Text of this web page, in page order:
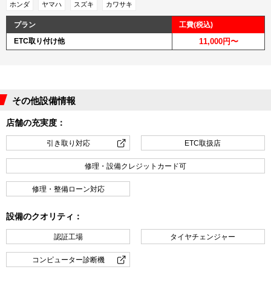
ホンダ ヤマハ スズキ カワサキ
プラン
工費(税込)
ETC取り付け他
11,000円〜
その他設備情報
店舗の充実度：
引き取り対応 ETC取扱店
修理・設備クレジットカード可
修理・整備ローン対応
設備のクオリティ：
認証工場 タイヤチェンジャー
コンピューター診断機